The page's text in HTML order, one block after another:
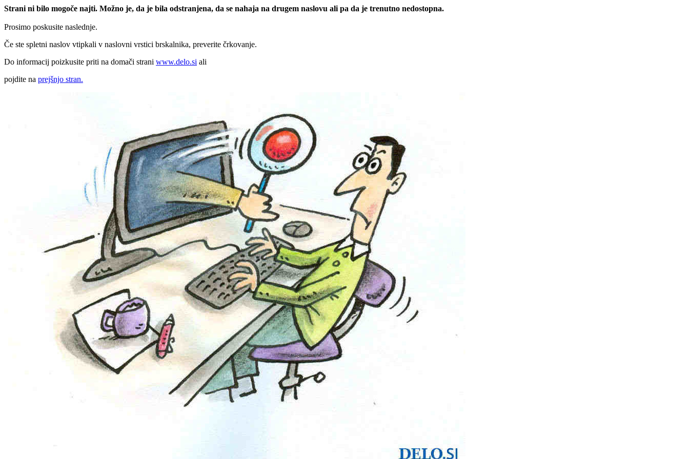
Strani ni bilo mogoče najti. Možno je, da je bila odstranjena, da se nahaja na drugem naslovu ali pa da je trenutno nedostopna.
Prosimo poskusite naslednje.
Če ste spletni naslov vtipkali v naslovni vrstici brskalnika, preverite črkovanje.
Do informacij poizkusite priti na domači strani www.delo.si ali
pojdite na prejšnjo stran.